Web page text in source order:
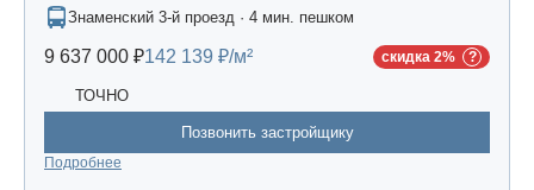
Знаменский 3-й проезд · 4 мин. пешком
9 637 000 ₽142 139 ₽/м² скидка 2%
ТОЧНО
Позвонить застройщику
Подробнее